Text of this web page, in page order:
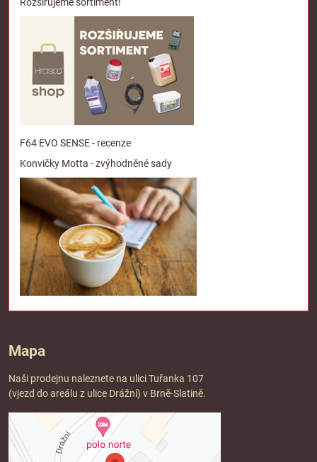
F64 EVO SENSE - recenze
Konvičky Motta - zvýhodněné sady
Mapa
Naši prodejnu naleznete na ulici Tuřanka 107
(vjezd do areálu z ulice Drážní) v Brně-Slatině.